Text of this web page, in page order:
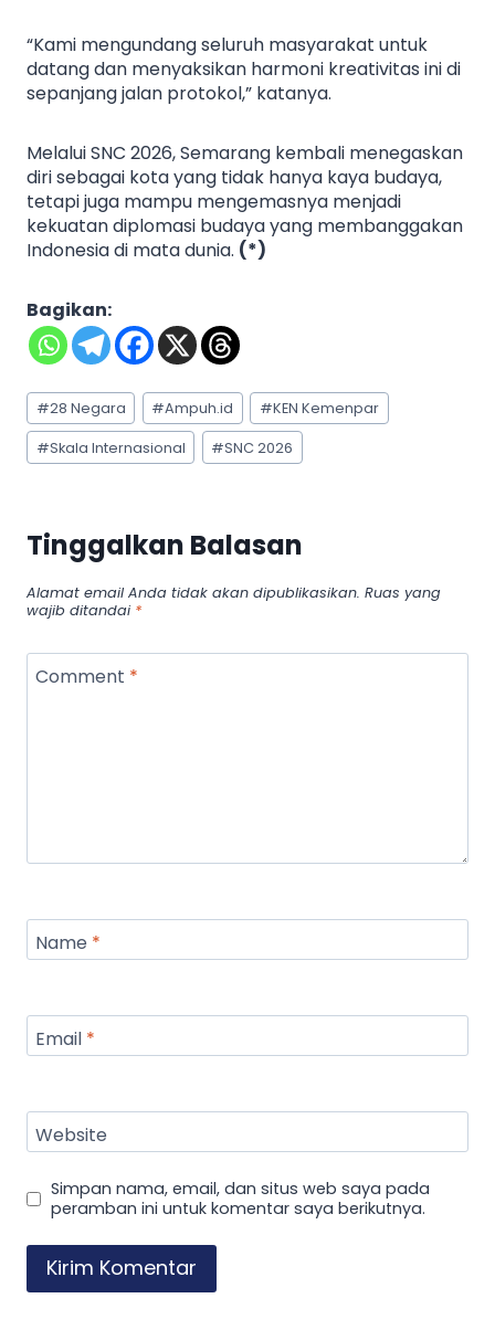
“Kami mengundang seluruh masyarakat untuk
datang dan menyaksikan harmoni kreativitas ini di
sepanjang jalan protokol,” katanya.
Melalui SNC 2026, Semarang kembali menegaskan
diri sebagai kota yang tidak hanya kaya budaya,
tetapi juga mampu mengemasnya menjadi
kekuatan diplomasi budaya yang membanggakan
Indonesia di mata dunia. (*)
Bagikan:
Post
Tags:
#28 Negara #Ampuh.id #KEN Kemenpar
#Skala Internasional #SNC 2026
Tinggalkan Balasan
Alamat email Anda tidak akan dipublikasikan. Ruas yang
wajib ditandai *
Comment *
Name *
Email *
Website
Simpan nama, email, dan situs web saya pada
peramban ini untuk komentar saya berikutnya.